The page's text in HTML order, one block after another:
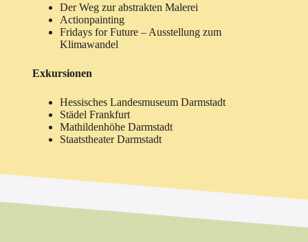
Der Weg zur abstrakten Malerei
Actionpainting
Fridays for Future – Ausstellung zum
Klimawandel
Exkursionen
Hessisches Landesmuseum Darmstadt
Städel Frankfurt
Mathildenhöhe Darmstadt
Staatstheater Darmstadt